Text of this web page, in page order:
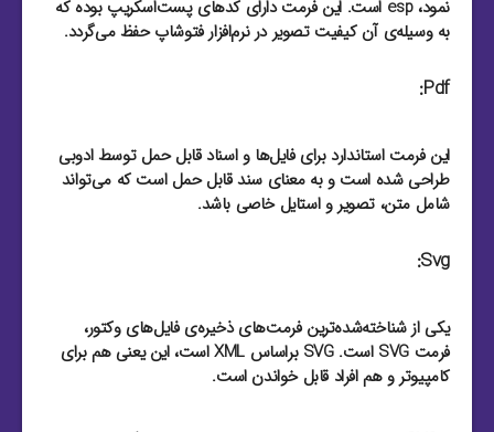
نمود، esp است. این فرمت دارای کد‌های پست‌اسکریپ بوده که
به وسیله‌ی آن کیفیت تصویر در نرم‌افزار فتوشاپ حفظ می‌گردد.
Pdf:
این فرمت استاندارد برای فایل‌‌ها و اسناد قابل حمل توسط ادوبی
طراحی شده است و به معنای سند قابل حمل است که می‌تواند
شامل متن، تصویر و استایل خاصی باشد.
Svg:
یکی از شناخته‌شده‌ترین فرمت‌های ذخیره‌ی فایل‌های وکتور،
فرمت SVG است. SVG براساس XML است، این یعنی هم برای
کامپیوتر و هم افراد قابل خواندن است.